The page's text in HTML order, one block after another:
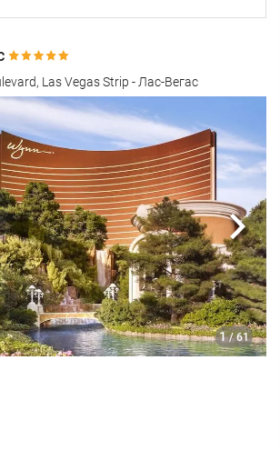
Las Vegas Strip - Лас-Вегас
1 / 61